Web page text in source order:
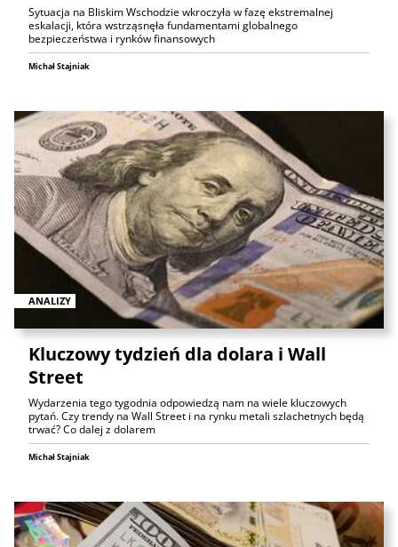
Sytuacja na Bliskim Wschodzie wkroczyła w fazę ekstremalnej
eskalacji, która wstrząsnęła fundamentami globalnego
bezpieczeństwa i rynków finansowych
Michał Stajniak
ANALIZY
Kluczowy tydzień dla dolara i Wall
Street
Wydarzenia tego tygodnia odpowiedzą nam na wiele kluczowych
pytań. Czy trendy na Wall Street i na rynku metali szlachetnych będą
trwać? Co dalej z dolarem
Michał Stajniak